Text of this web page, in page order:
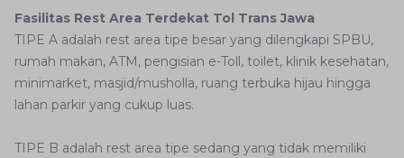
Fasilitas Rest Area Terdekat Tol Trans Jawa
TIPE A adalah rest area tipe besar yang dilengkapi SPBU,
rumah makan, ATM, pengisian e-Toll, toilet, klinik kesehatan,
minimarket, masjid/musholla, ruang terbuka hijau hingga
lahan parkir yang cukup luas.
TIPE B adalah rest area tipe sedang yang tidak memiliki